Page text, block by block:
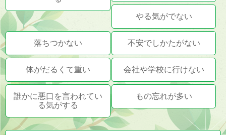
やる気がでない
落ちつかない 不安でしかたがない
体がだるくて重い 会社や学校に行けない
誰かに悪口を言われてい
る気がする
もの忘れが多い